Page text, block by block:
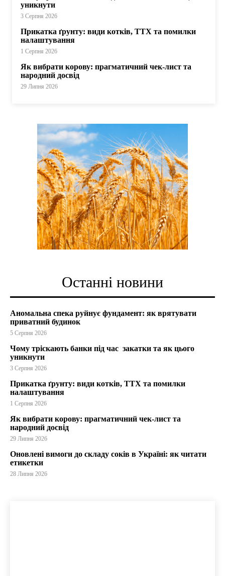
уникнути
3 Серпня 2026
Прикатка ґрунту: види котків, ТТХ та помилки
налаштування
1 Серпня 2026
Як вибрати корову: прагматичний чек-лист та
народний досвід
29 Липня 2026
Останні новини
Аномальна спека руйнує фундамент: як врятувати
приватний будинок
5 Серпня 2026
Чому тріскають банки під час закатки та як цього
уникнути
3 Серпня 2026
Прикатка ґрунту: види котків, ТТХ та помилки
налаштування
1 Серпня 2026
Як вибрати корову: прагматичний чек-лист та
народний досвід
29 Липня 2026
Оновлені вимоги до складу соків в Україні: як читати
етикетки
28 Липня 2026